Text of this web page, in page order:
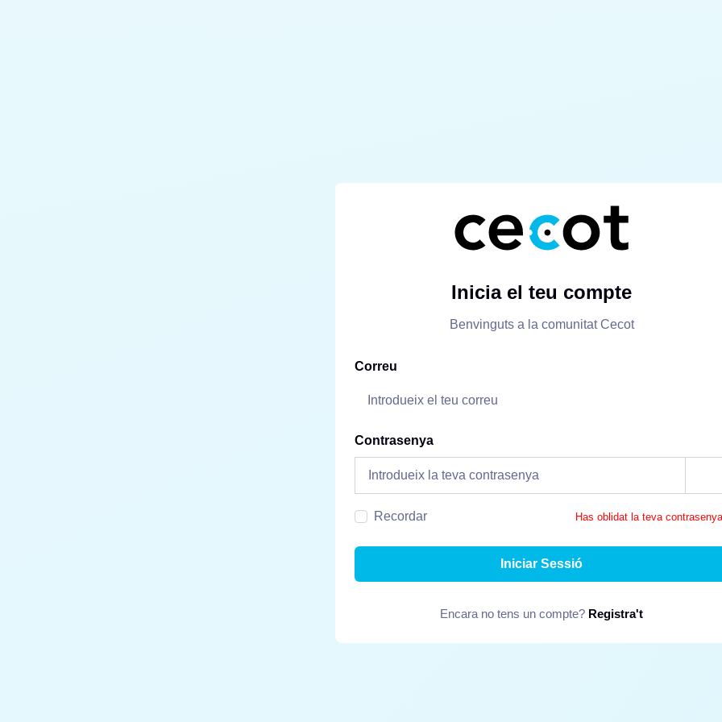
Inicia el teu compte
Benvinguts a la comunitat Cecot
Correu
Contrasenya
Recordar Has oblidat la teva
Iniciar Sessió
Encara no tens un compte? Registra't